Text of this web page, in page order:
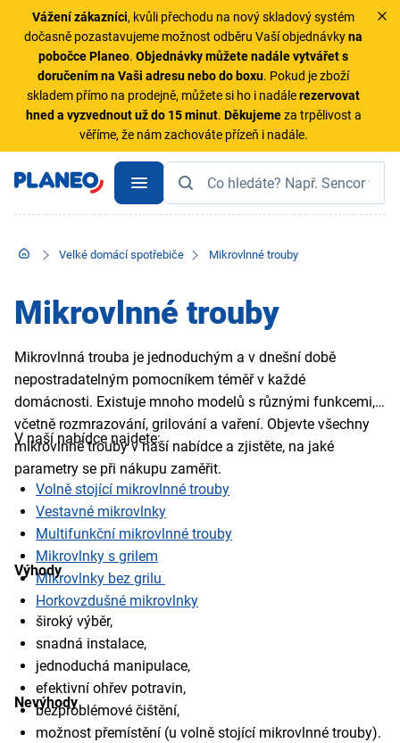
Vážení zákazníci, kvůli přechodu na nový skladový systém
dočasně pozastavujeme možnost odběru Vaší objednávkyna
pobočce Planeo.Objednávky můžete nadále vytvářet s
doručením na Vaši adresu nebo do boxu. Pokud je zboží
skladem přímo na prodejně, můžete si ho i nadálerezervovat
hned a vyzvednout už do 15 minut. Děkujemeza trpělivost a
věříme, že nám zachováte přízeň i nadále.
Velké domácí spotřebiče Mikrovlnné trouby
Mikrovlnné trouby
Mikrovlnná trouba je jednoduchým a v dnešní době
nepostradatelným pomocníkem téměř v každé
domácnosti. Existuje mnoho modelů s různými funkcemi,
včetně rozmrazování, grilování a vaření. Objevte všechny
mikrovlnné trouby v naší nabídce a zjistěte, na jaké
parametry se při nákupu zaměřit.
V naší nabídce najdete:
Volně stojící mikrovlnné trouby
Vestavné mikrovlnky
Multifunkční mikrovlnné trouby
Mikrovlnky s grilem
Mikrovlnky bez grilu
Horkovzdušné mikrovlnky
Výhody
široký výběr,
snadná instalace,
jednoduchá manipulace,
efektivní ohřev potravin,
bezproblémové čištění,
možnost přemístění (u volně stojící mikrovlnné trouby).
Nevýhody